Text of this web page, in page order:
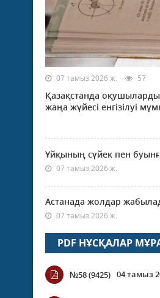
07 тамыз 2026 ж. 57
Қазақстанда
жаңа жүйесі енгізілуі
Ұйқының сүйек пен
07 тамыз 2026 ж.
Астанада жолдар
07 тамыз 2026 ж.
PDF НҰСҚАЛАР
№58 (9425) 04 тамыз